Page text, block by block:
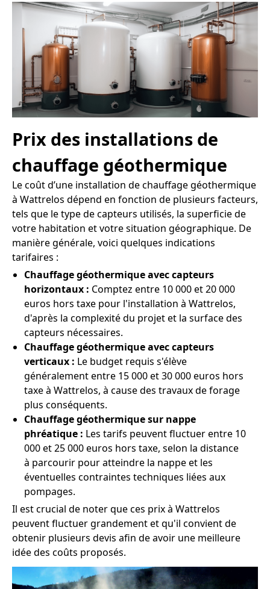
Prix des installations de
chauffage géothermique
Le coût d’une installation de chauffage géothermique
à Wattrelos dépend en fonction de plusieurs facteurs,
tels que le type de capteurs utilisés, la superficie de
votre habitation et votre situation géographique. De
manière générale, voici quelques indications
tarifaires :
Chauffage géothermique avec capteurs
horizontaux : Comptez entre 10 000 et 20 000
euros hors taxe pour l'installation à Wattrelos,
d'après la complexité du projet et la surface des
capteurs nécessaires.
Chauffage géothermique avec capteurs
verticaux : Le budget requis s'élève
généralement entre 15 000 et 30 000 euros hors
taxe à Wattrelos, à cause des travaux de forage
plus conséquents.
Chauffage géothermique sur nappe
phréatique : Les tarifs peuvent fluctuer entre 10
000 et 25 000 euros hors taxe, selon la distance
à parcourir pour atteindre la nappe et les
éventuelles contraintes techniques liées aux
pompages.
Il est crucial de noter que ces prix à Wattrelos
peuvent fluctuer grandement et qu'il convient de
obtenir plusieurs devis afin de avoir une meilleure
idée des coûts proposés.